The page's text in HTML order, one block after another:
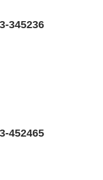
345236
452465